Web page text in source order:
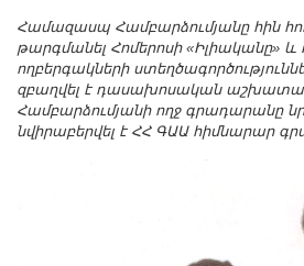
Համազասպ Համբարձումյանը հին
թարգմանել Հոմերոսի «Իլիականը» և
ողբերգակների
զբաղվել է դասախոսական
Համբարձումյանի ողջ գրադարանը
նվիրաբերվել է ՀՀ ԳԱԱ հիմնարար